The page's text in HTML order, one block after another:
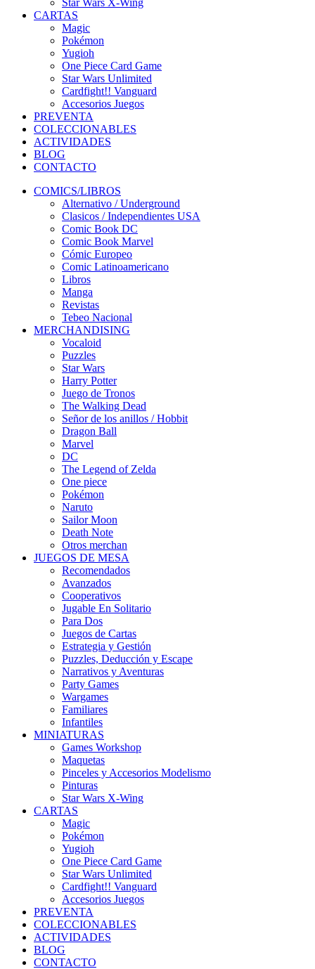
CARTAS
Magic
Pokémon
Yugioh
One Piece Card Game
Star Wars Unlimited
Cardfight!! Vanguard
Accesorios Juegos
PREVENTA
COLECCIONABLES
ACTIVIDADES
BLOG
CONTACTO
COMICS/LIBROS
Alternativo / Underground
Clasicos / Independientes USA
Comic Book DC
Comic Book Marvel
Cómic Europeo
Comic Latinoamericano
Libros
Manga
Revistas
Tebeo Nacional
MERCHANDISING
Vocaloid
Puzzles
Star Wars
Harry Potter
Juego de Tronos
The Walking Dead
Señor de los anillos / Hobbit
Dragon Ball
Marvel
DC
The Legend of Zelda
One piece
Pokémon
Naruto
Sailor Moon
Death Note
Otros merchan
JUEGOS DE MESA
Recomendados
Avanzados
Cooperativos
Jugable En Solitario
Para Dos
Juegos de Cartas
Estrategia y Gestión
Puzzles, Deducción y Escape
Narrativos y Aventuras
Party Games
Wargames
Familiares
Infantiles
MINIATURAS
Games Workshop
Maquetas
Pinceles y Accesorios Modelismo
Pinturas
Star Wars X-Wing
CARTAS
Magic
Pokémon
Yugioh
One Piece Card Game
Star Wars Unlimited
Cardfight!! Vanguard
Accesorios Juegos
PREVENTA
COLECCIONABLES
ACTIVIDADES
BLOG
CONTACTO